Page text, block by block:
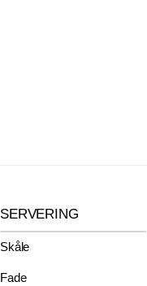
SERVERING
Skåle
Fade